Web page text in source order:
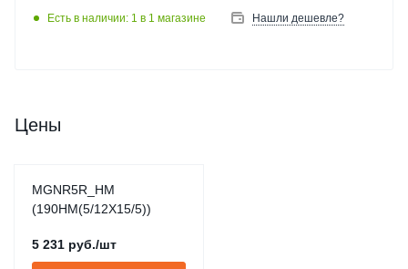
Есть в наличии: 1 в 1 магазине Нашли дешевле?
Цены
MGNR5R_HM
(190HM(5/12X15/5))
5 231 руб./шт